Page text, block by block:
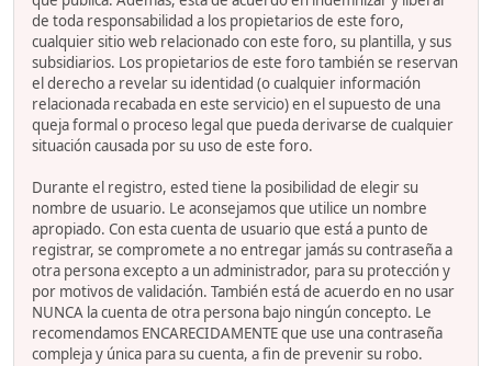
de toda responsabilidad a los propietarios de este foro,
cualquier sitio web relacionado con este foro, su plantilla, y sus
subsidiarios. Los propietarios de este foro también se reservan
el derecho a revelar su identidad (o cualquier información
relacionada recabada en este servicio) en el supuesto de una
queja formal o proceso legal que pueda derivarse de cualquier
situación causada por su uso de este foro.
Durante el registro, ested tiene la posibilidad de elegir su
nombre de usuario. Le aconsejamos que utilice un nombre
apropiado. Con esta cuenta de usuario que está a punto de
registrar, se compromete a no entregar jamás su contraseña a
otra persona excepto a un administrador, para su protección y
por motivos de validación. También está de acuerdo en no usar
NUNCA la cuenta de otra persona bajo ningún concepto. Le
recomendamos ENCARECIDAMENTE que use una contraseña
compleja y única para su cuenta, a fin de prevenir su robo.